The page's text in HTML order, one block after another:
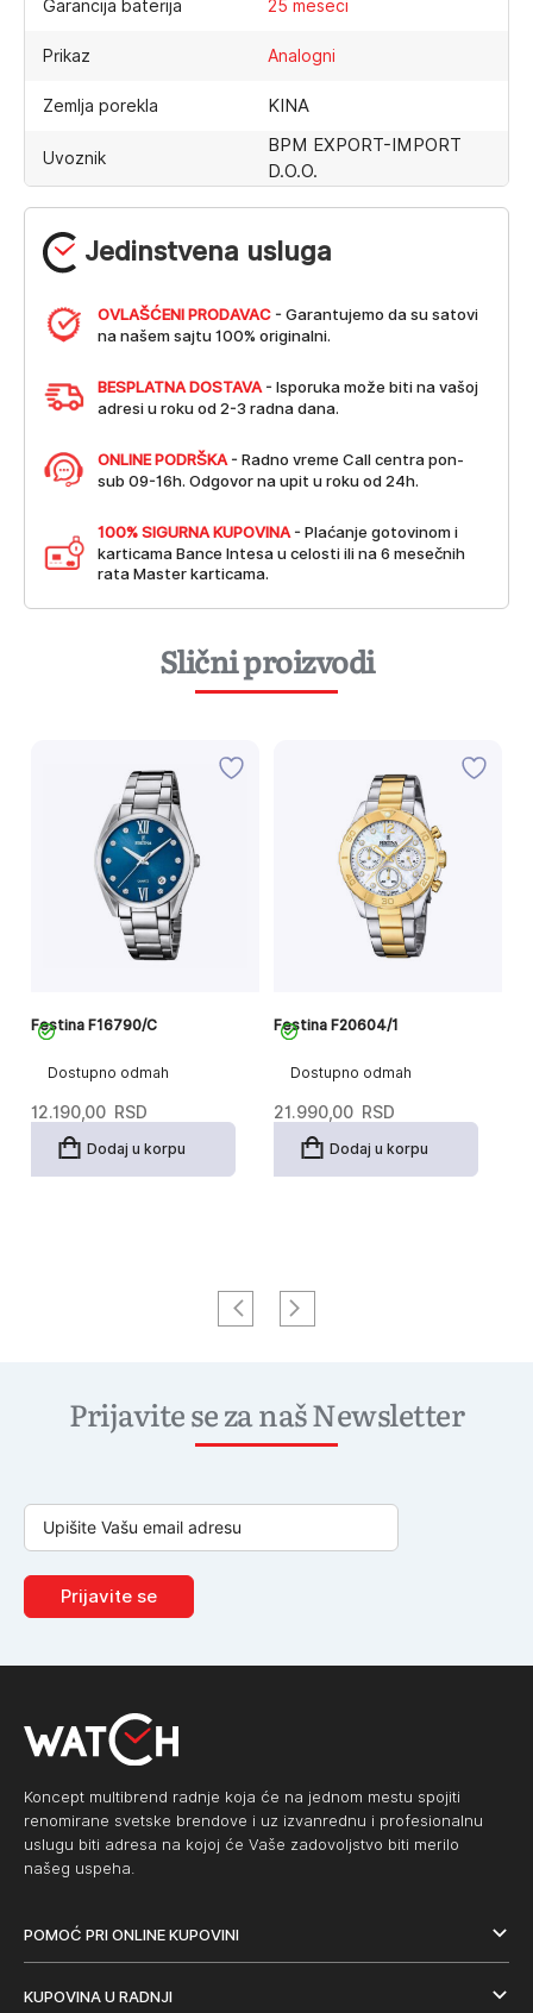
Jedinstvena usluga
OVLAŠĆENI PRODAVAC - Garantujemo da su satovi
na našem sajtu 100% originalni.
BESPLATNA DOSTAVA - Isporuka može biti na vašoj
adresi u roku od 2-3 radna dana.
ONLINE PODRŠKA - Radno vreme Call centra pon-
sub 09-16h. Odgovor na upit u roku od 24h.
100% SIGURNA KUPOVINA - Plaćanje gotovinom i
karticama Bance Intesa u celosti ili na 6 mesečnih
rata Master karticama.
Garancija baterija 25 meseci
Prikaz Analogni
Zemlja porekla KINA
Uvoznik
BPM EXPORT-IMPORT
D.O.O.
Slični proizvodi
Dostupno odmah
Festina F16790/C
12.190,00 RSD
Dodaj u korpu
Dostupno odmah
Festina F20604/1
21.990,00 RSD
Dodaj u korpu
Prijavite se za naš Newsletter
Prijavite se
Koncept multibrend radnje koja će na jednom mestu spojiti
renomirane svetske brendove i uz izvanrednu i profesionalnu
uslugu biti adresa na kojoj će Vaše zadovoljstvo biti merilo
našeg uspeha.
POMOĆ PRI ONLINE KUPOVINI
KUPOVINA U RADNJI